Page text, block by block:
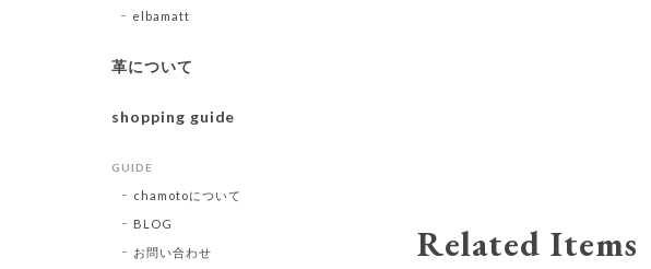
Related Items
elbamatt
革について
shopping guide
GUIDE
chamotoについて
BLOG
お問い合わせ